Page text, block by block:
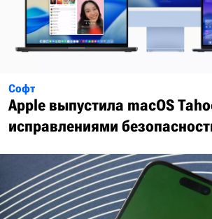
Софт
Apple выпустила macOS
исправлениями